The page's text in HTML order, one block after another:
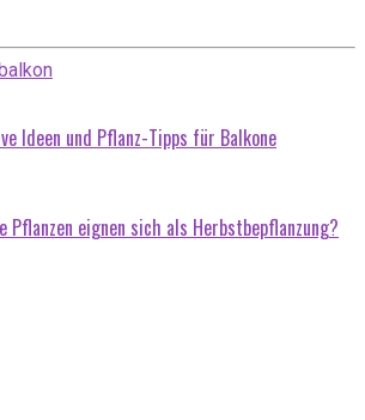
Ideen und Pflanz-Tipps für Balkone
Pflanzen eignen sich als Herbstbepflanzung?